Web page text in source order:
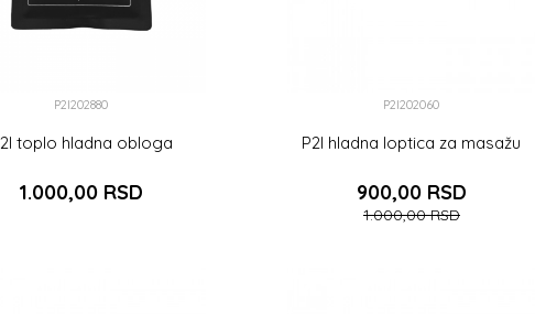
P2I202880
toplo hladna obloga
1.000,00 RSD
P2I202060
P2I hladna loptica za masažu
900,00 RSD
1.000,00RSD